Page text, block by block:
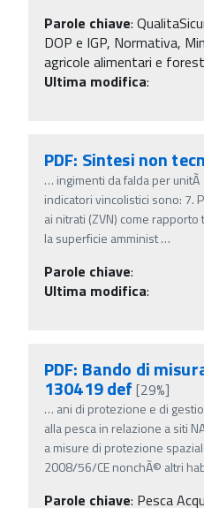
Parole chiave:
DOP e IGP, Normativa,
agricole alimentari e
Ultima modifica:
PDF: Sintesi non
… ingimenti da falda per
indicatori vincolistici sono: 7.
ai nitrati (ZVN) come
la superficie amminist…
Parole chiave:
Ultima modifica:
PDF: Bando di
130419 def [29%]
… ani di protezione e di
alla pesca in relazione a siti
a misure di protezione
2008/56/CE nonchÃ© altri
Parole chiave: Pesca